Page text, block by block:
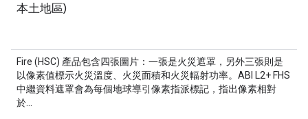
本土地區)
Fire (HSC) 產品包含四張圖片：一張是火災遮罩，另外三張則是
以像素值標示火災溫度、火災面積和火災輻射功率。ABI L2+ FHS
中繼資料遮罩會為每個地球導引像素指派標記，指出像素相對
於…